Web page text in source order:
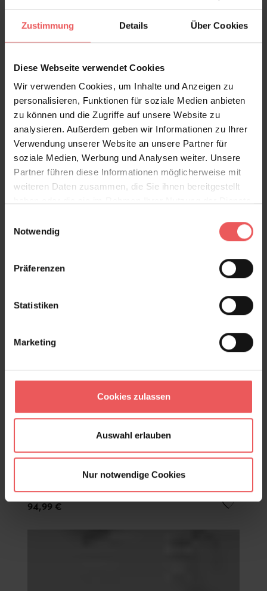
Zustimmung Details Über Cookies
Diese Webseite verwendet Cookies
Wir verwenden Cookies, um Inhalte und Anzeigen zu
personalisieren, Funktionen für soziale Medien anbieten
zu können und die Zugriffe auf unsere Website zu
analysieren. Außerdem geben wir Informationen zu Ihrer
Verwendung unserer Website an unsere Partner für
soziale Medien, Werbung und Analysen weiter. Unsere
Partner führen diese Informationen möglicherweise mit
weiteren Daten zusammen, die Sie ihnen bereitgestellt
Notwendig
Präferenzen
Statistiken
Marketing
Cookies zulassen
Auswahl erlauben
Nur notwendige Cookies
Pineapple Royale, col.04
94,99 €
Pineapple Royale, col.06
94,99 €